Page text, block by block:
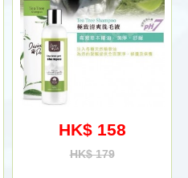
HK$ 158
HK$ 179